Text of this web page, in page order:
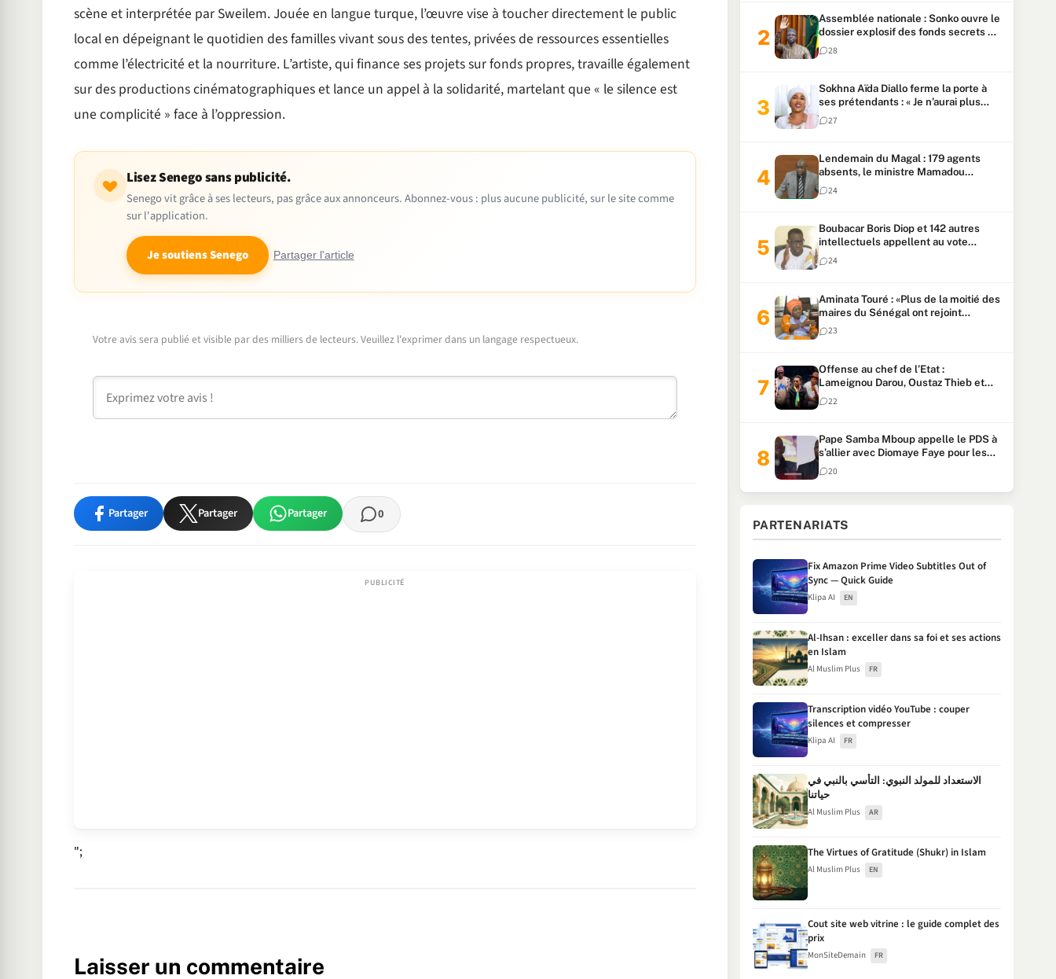
scène et interprétée par Sweilem. Jouée en langue turque, l’œuvre vise à toucher directement le public
local en dépeignant le quotidien des familles vivant sous des tentes, privées de ressources essentielles
comme l’électricité et la nourriture. L’artiste, qui finance ses projets sur fonds propres, travaille également
sur des productions cinématographiques et lance un appel à la solidarité, martelant que « le silence est
une complicité » face à l’oppression.
Lisez Senego sans publicité.
Senego vit grâce à ses lecteurs, pas grâce aux annonceurs. Abonnez-vous : plus aucune publicité, sur le site comme
sur l'application.
Je soutiens Senego Partager l'article
Votre avis sera publié et visible par des milliers de lecteurs. Veuillez l'exprimer dans un langage respectueux.
Partager Partager Partager 0
";
Laisser un commentaire
Assemblée nationale : Sonko ouvre le
dossier explosif des fonds secrets et
du patrimoine présidentiel
28
Sokhna Aïda Diallo ferme la porte à
ses prétendants : « Je n’aurai plus
jamais un autre mari »
27
Lendemain du Magal : 179 agents
absents, le ministre Mamadou
Lamine Dianté exige des explications
24
Boubacar Boris Diop et 142 autres
intellectuels appellent au vote
urgent de la révision
constitutionnelle
24
Aminata Touré : «Plus de la moitié des
maires du Sénégal ont rejoint
Kiiraay»
23
Offense au chef de l’Etat :
Lameignou Darou, Oustaz Thieb et
Ndiaye Touba lourdement
condamnés
22
Pape Samba Mboup appelle le PDS à
s’allier avec Diomaye Faye pour les
locales et tacle Sonko
20
PARTENARIATS
Fix Amazon Prime Video Subtitles Out of
Sync — Quick Guide
Klipa AI EN
Al-Ihsan : exceller dans sa foi et ses actions
en Islam
Al Muslim Plus FR
Transcription vidéo YouTube : couper
silences et compresser
Klipa AI FR
الاستعداد للمولد النبوي: التأسي بالنبي في
حياتنا
Al Muslim Plus AR
The Virtues of Gratitude (Shukr) in Islam
Al Muslim Plus EN
Cout site web vitrine : le guide complet des
prix
MonSiteDemain FR